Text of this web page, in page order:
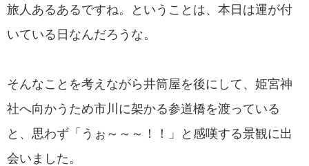
旅人あるあるですね。ということは、本日は運が付
いている日なんだろうな。
そんなことを考えながら井筒屋を後にして、姫宮神
社へ向かうため市川に架かる参道橋を渡っている
と、思わず「うぉ～～～！！」と感嘆する景観に出
会いました。